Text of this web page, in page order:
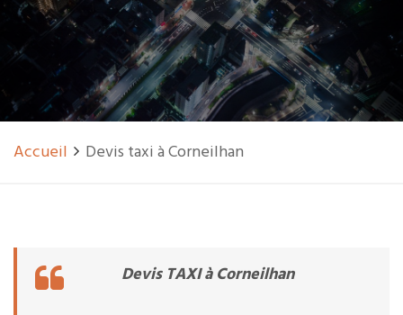
Accueil Devis taxi à Corneilhan
Devis TAXI à Corneilhan